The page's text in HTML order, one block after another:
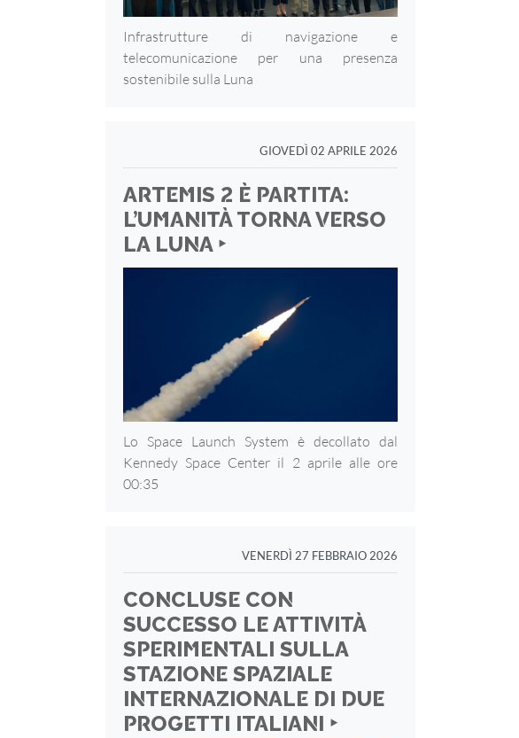
Infrastrutture di navigazione e
telecomunicazione per una presenza
sostenibile sulla Luna
GIOVEDÌ 02 APRILE 2026
ARTEMIS 2 È PARTITA:
L’UMANITÀ TORNA VERSO
LA LUNA ‣
Lo Space Launch System è decollato dal
Kennedy Space Center il 2 aprile alle ore
00:35
VENERDÌ 27 FEBBRAIO 2026
CONCLUSE CON
SUCCESSO LE ATTIVITÀ
SPERIMENTALI SULLA
STAZIONE SPAZIALE
INTERNAZIONALE DI DUE
PROGETTI ITALIANI ‣